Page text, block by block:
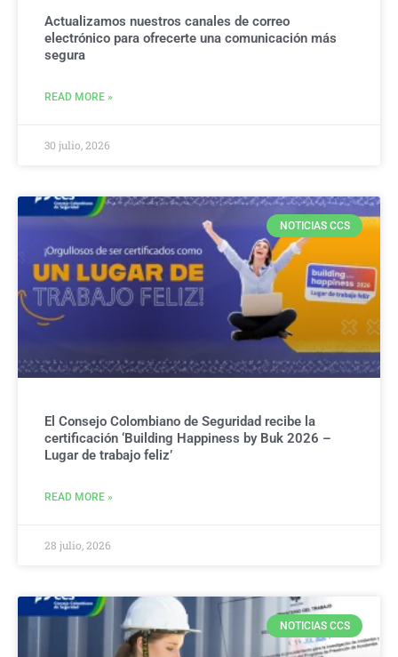
Actualizamos nuestros canales de correo
electrónico para ofrecerte una comunicación más
segura
READ MORE »
30 julio, 2026
NOTICIAS CCS
El Consejo Colombiano de Seguridad recibe la
certificación ‘Building Happiness by Buk 2026 –
Lugar de trabajo feliz’
READ MORE »
28 julio, 2026
NOTICIAS CCS